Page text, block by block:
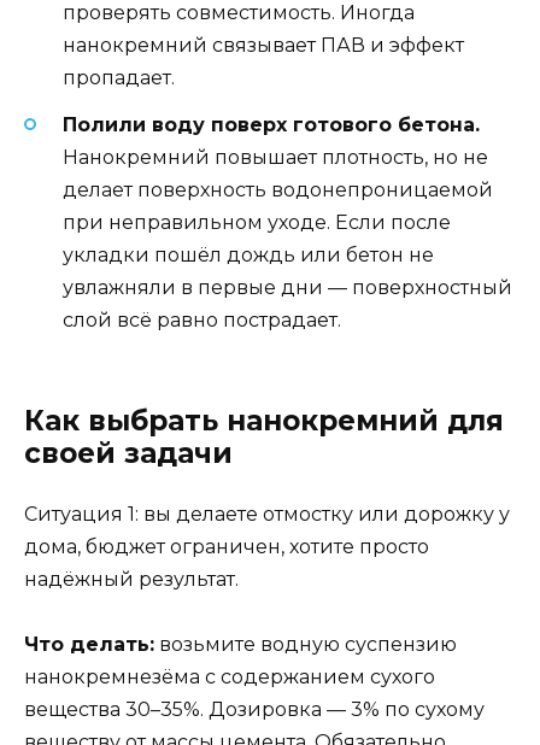
проверять совместимость. Иногда
нанокремний связывает ПАВ и эффект
пропадает.
Полили воду поверх готового бетона.
Нанокремний повышает плотность, но не
делает поверхность водонепроницаемой
при неправильном уходе. Если после
укладки пошёл дождь или бетон не
увлажняли в первые дни — поверхностный
слой всё равно пострадает.
Как выбрать нанокремний для
своей задачи
Ситуация 1: вы делаете отмостку или дорожку у
дома, бюджет ограничен, хотите просто
надёжный результат.
Что делать: возьмите водную суспензию
нанокремнезёма с содержанием сухого
вещества 30–35%. Дозировка — 3% по сухому